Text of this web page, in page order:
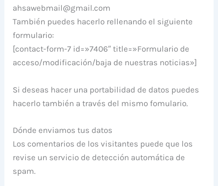
ahsawebmail@gmail.com
También puedes hacerlo rellenando el siguiente
formulario:
[contact-form-7 id=»7406″ title=»Formulario de
acceso/modificación/baja de nuestras noticias»]
Si deseas hacer una portabilidad de datos puedes
hacerlo también a través del mismo fomulario.
Dónde enviamos tus datos
Los comentarios de los visitantes puede que los
revise un servicio de detección automática de
spam.